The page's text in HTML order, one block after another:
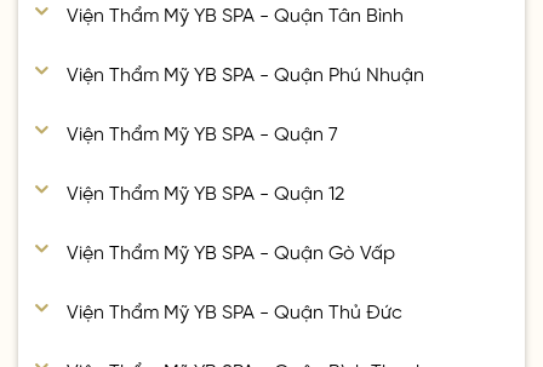
Viện Thẩm Mỹ YB SPA - Quận Tân Bình
Viện Thẩm Mỹ YB SPA - Quận Phú Nhuận
Viện Thẩm Mỹ YB SPA - Quận 7
Viện Thẩm Mỹ YB SPA - Quận 12
Viện Thẩm Mỹ YB SPA - Quận Gò Vấp
Viện Thẩm Mỹ YB SPA - Quận Thủ Đức